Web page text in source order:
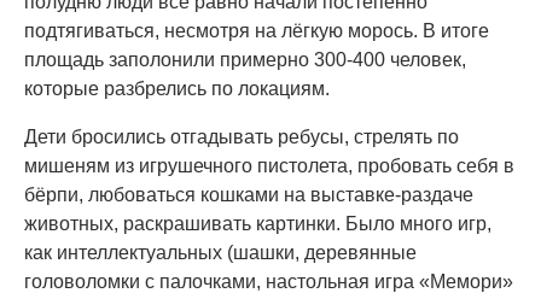
подтягиваться, несмотря на лёгкую морось. В итоге
площадь заполонили примерно 300-400 человек,
которые разбрелись по локациям.
Дети бросились отгадывать ребусы, стрелять по
мишеням из игрушечного пистолета, пробовать себя в
бёрпи, любоваться кошками на выставке-раздаче
животных, раскрашивать картинки. Было много игр,
как интеллектуальных (шашки, деревянные
головоломки с палочками, настольная игра «Мемори»